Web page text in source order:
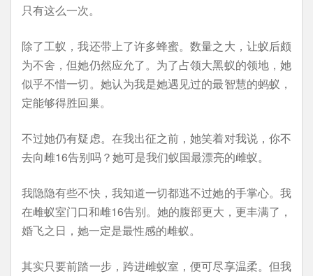
只有这么一次。
除了工蚁，我还带上了许多蜂蜜。数量之大，让蚁后颇
为不舍，但她仍然应允了。为了占领大黑蚁的领地，她
似乎不惜一切。她认为我是她遇见过的最智慧的蚂蚁，
定能够得胜回巢。
不过她仍有疑虑。在我出征之前，她笑着对我说，你不
去向雌16告别吗？她可是我们蚁国最漂亮的雌蚁。
我隐隐有些不快，我知道一切都逃不过她的手掌心。我
在雌蚁室门口和雌16告别。她的腹部更大，更丰满了，
婚飞之日，她一定是最性感的雌蚁。
其实只要前踏一步，跨进雌蚁室，便可尽享温柔。但我